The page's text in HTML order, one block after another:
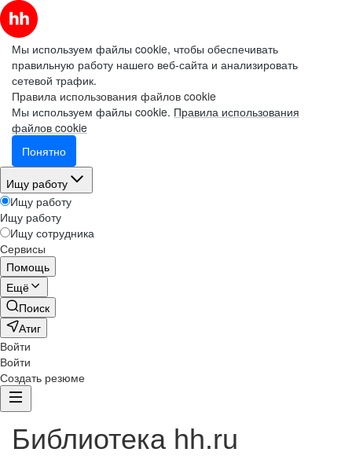
Мы используем файлы cookie, чтобы обеспечивать
правильную работу нашего веб-сайта и анализировать
сетевой трафик.
Правила использования файлов cookie
Мы используем файлы cookie. Правила использования
файлов cookie
Понятно
Ищу работу
Ищу работу
Ищу работу
Ищу сотрудника
Сервисы
Помощь
Ещё
Поиск
Атиг
Войти
Войти
Создать резюме
Библиотека hh.ru